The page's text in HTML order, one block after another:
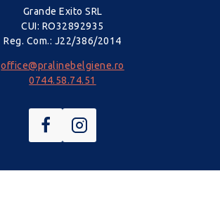
Grande Exito SRL
CUI: RO32892935
Reg. Com.: J22/386/2014
office@pralinebelgiene.ro
0744.58.74.51